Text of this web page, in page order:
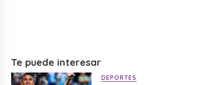
Te puede interesar
DEPORTES